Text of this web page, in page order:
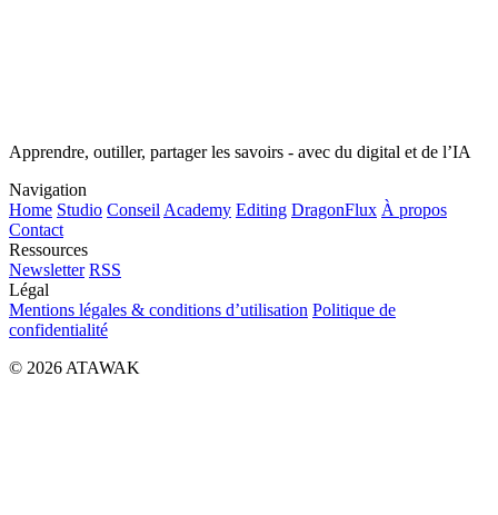
Apprendre, outiller, partager les savoirs - avec du digital et de l’IA
Navigation
Home Studio Conseil Academy Editing DragonFlux À propos
Contact
Ressources
Newsletter RSS
Légal
Mentions légales & conditions d’utilisation Politique de
confidentialité
© 2026 ATAWAK